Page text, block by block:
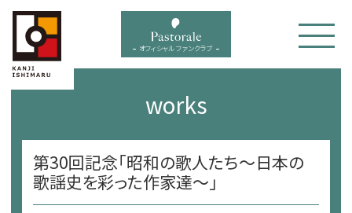
menu オフィシャル ファンクラブ
works
第30回記念「昭和の歌人たち～日本の
歌謡史を彩った作家達～」